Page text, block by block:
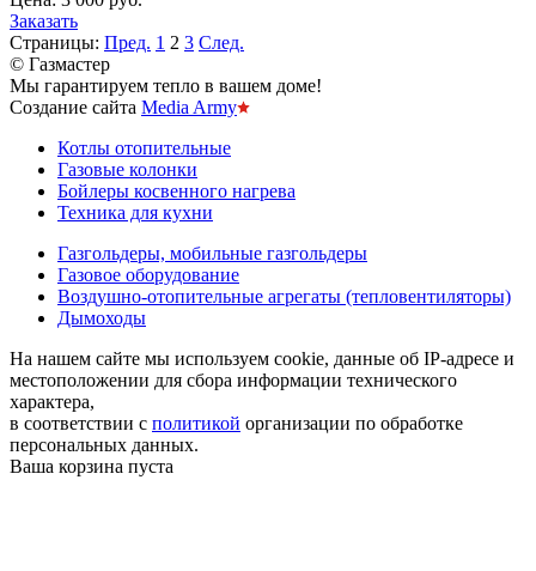
Заказать
Страницы: Пред. 1 2 3 След.
© Газмастер
Мы гарантируем тепло в вашем доме!
Создание сайта Media Army
Котлы отопительные
Газовые колонки
Бойлеры косвенного нагрева
Техника для кухни
Газгольдеры, мобильные газгольдеры
Газовое оборудование
Воздушно-отопительные агрегаты (тепловентиляторы)
Дымоходы
На нашем сайте мы используем cookie, данные об IP-адресе и
местоположении для сбора информации технического
характера,
в соответствии с политикой организации по обработке
персональных данных.
Ваша корзина пуста